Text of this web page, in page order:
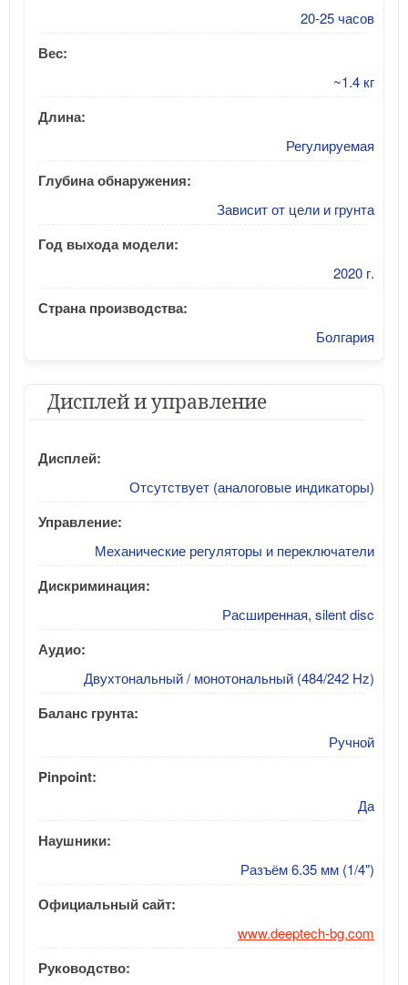
20-25 часов
Вес:
~1.4 кг
Длина:
Регулируемая
Глубина обнаружения:
Зависит от цели и грунта
Год выхода модели:
2020 г.
Страна производства:
Болгария
Дисплей и управление
Дисплей:
Отсутствует (аналоговые индикаторы)
Управление:
Механические регуляторы и переключатели
Дискриминация:
Расширенная, silent disc
Аудио:
Двухтональный / монотональный (484/242 Hz)
Баланс грунта:
Ручной
Pinpoint:
Да
Наушники:
Разъём 6.35 мм (1/4")
Официальный сайт:
www.deeptech-bg.com
Руководство: